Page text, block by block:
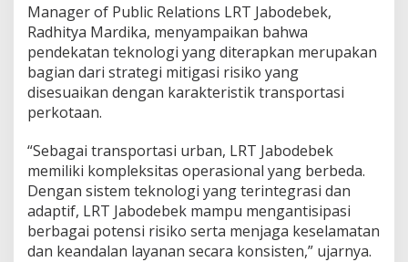
Manager of Public Relations LRT Jabodebek,
Radhitya Mardika, menyampaikan bahwa
pendekatan teknologi yang diterapkan merupakan
bagian dari strategi mitigasi risiko yang
disesuaikan dengan karakteristik transportasi
perkotaan.
“Sebagai transportasi urban, LRT Jabodebek
memiliki kompleksitas operasional yang berbeda.
Dengan sistem teknologi yang terintegrasi dan
adaptif, LRT Jabodebek mampu mengantisipasi
berbagai potensi risiko serta menjaga keselamatan
dan keandalan layanan secara konsisten,” ujarnya.